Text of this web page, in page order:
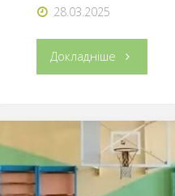
28.03.2025
Докладніше "ВІТАЄМО
З
КРАЩИХ!!!"